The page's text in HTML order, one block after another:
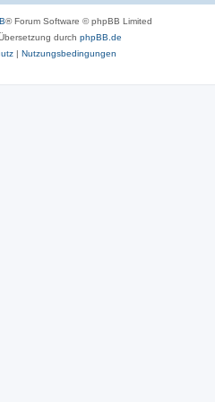
® Forum Software © phpBB Limited
durch phpBB.de
| Nutzungsbedingungen